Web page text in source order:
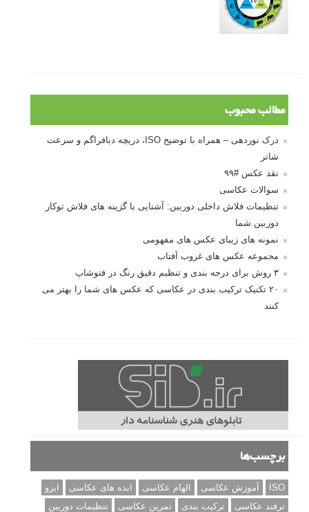
مطالب محبوب
درک نوردهی – همراه با توضیح ISO، دریچه دیافراگم و سرعت
شاتر
نقد عکس #۹۹
سوالات عکاسی
تنظیمات فلاش داخلی دوربین: آشنایی با گزینه های فلاش توکار
دوربین شما
نمونه های زیبای عکس های مفهومی
مجموعه عکس های غروب آفتاب
۳ روش برای درجه بندی و تنظیم دقیق رنگ در فتوشاپ
۲۰ تکنیک ترکیب بندی در عکاسی که عکس های شما را بهتر می
کنند
برچسب‌ها
ISO آموزش عکاسی الهام عکاسی ایده های عکاسی
ایزو
ترفند عکاسی
ترکیب بندی تمرین عکاسی
تنظیمات دوربین